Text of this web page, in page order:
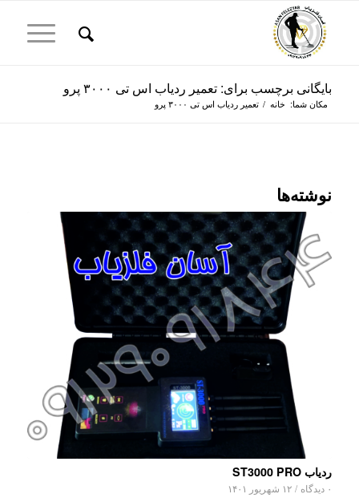
بایگانی برچسب برای: تعمیر ردیاب اس تی ۳۰۰۰ پرو
مکان شما: خانه / تعمیر ردیاب اس تی ۳۰۰۰ پرو
نوشته‌ها
ردیاب ST3000 PRO
۰ دیدگاه / ۱۲ شهریور ۱۴۰۱